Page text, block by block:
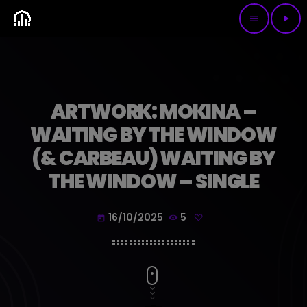
menu play_arrow
ARTWORK: MOKINA –
WAITING BY THE WINDOW
(& CARBEAU) WAITING BY
THE WINDOW – SINGLE
today 16/10/2025 5